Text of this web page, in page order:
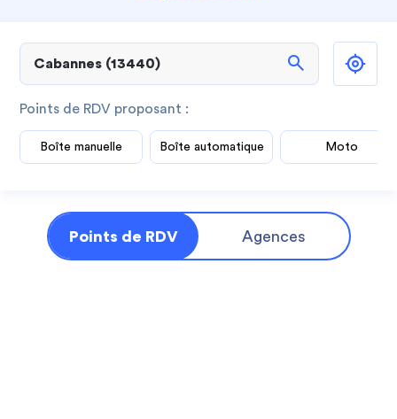
search
Points de RDV proposant :
Boîte manuelle Boîte automatique Moto
Points de RDV Agences